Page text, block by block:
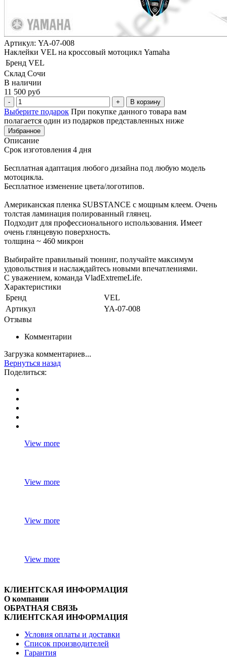
Артикул: YA-07-008
Наклейки VEL на кроссовый мотоцикл Yamaha
Бренд VEL
Склад Сочи
В наличии
11 500 руб
В корзину
Выберите подарок При покупке данного товара вам
полагается один из подарков представленных ниже
Избранное
Описание
Срок изготовления 4 дня
Бесплатная адаптация любого дизайна под любую модель
мотоцикла.
Бесплатное изменение цвета/логотипов.
Американская пленка SUBSTANCE с мощным клеем. Очень
толстая ламинация полированный глянец.
Подходит для профессионального использования. Имеет
очень глянцевую поверхность.
толщина ~ 460 микрон
Выбирайте правильный тюнинг, получайте максимум
удовольствия и наслаждайтесь новыми впечатлениями.
С уважением, команда VladExtremeLife.
Характеристики
Бренд
VEL
Артикул
YA-07-008
Отзывы
Комментарии
Загрузка комментариев...
Вернуться назад
Поделиться:
View more
View more
View more
View more
КЛИЕНТСКАЯ ИНФОРМАЦИЯ
О компании
ОБРАТНАЯ СВЯЗЬ
КЛИЕНТСКАЯ ИНФОРМАЦИЯ
Условия оплаты и доставки
Список производителей
Гарантия